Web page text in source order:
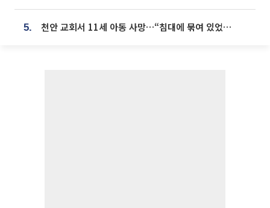
5. 천안 교회서 11세 아동 사망…“침대에 묶여 있었다” 진술 확보